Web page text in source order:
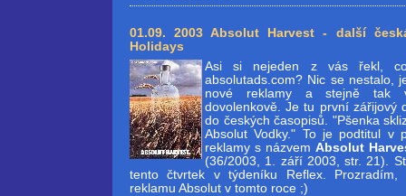
01.09. 2003 Absolut Harvest - další
Holidays
Asi si nejeden z vás řekl,
absolutads.com? Nic se nestalo,
nové reklamy a stejně tak
dovolenkově. Je tu první zářijový
do českých časopisů. "Pšenka
Absolut Vodky." To je podtitul v
reklamy s názvem Absolut
(36/2003, 1. září 2003, str. 21).
tento čtvrtek v týdeníku Reflex.
reklamu Absolut v tomto roce ;)